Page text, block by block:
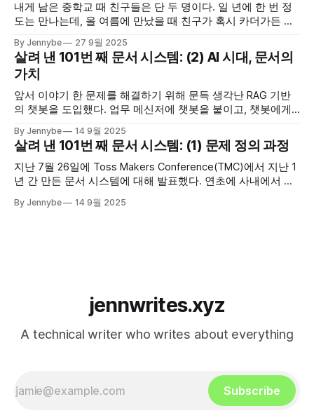
내게 남은 중학교 때 친구들은 단 두 명이다. 일 년에 한 번 정
도는 만나는데, 올 여름에 만났을 때 친구가 혹시 카더가든 유
가는 썸네일을 본 것 같긴 한데.. 도대회 1등도 하고 엄청 잘한
다고, 그 콘텐츠도 무척 잘됐다는 얘기를 들었다. 우리 학교에
By Jennybe 27 9월 2025
살려 낸 101번 째 문서 시스템: (2) AI 시대, 문서의
가치
앞서 이야기 한 문제를 해결하기 위해 문득 생각난 RAG 기반
의 챗봇을 도입했다. 업무 메신저에 챗봇을 붙이고, 챗봇에게
는 방식이 아니라 업무 메신저에 질문하고 답변을 받는 방식으
로 바꾸자 실질적인 문서 콘텐츠 활용량이 엄청나게 늘었고,
다들 편리하다며 좋아했다. 챗봇을 사용해 문서 접근성을 높이
면서 깨달은
By Jennybe 14 9월 2025
살려 낸 101번 째 문서 시스템: (1) 문제 정의 과정
지난 7월 26일에 Toss Makers Conference(TMC)에서 지난 1
년 간 만든 문서 시스템에 대해 발표했다. 연초에 사내에서 발
SLASH 컨퍼런스를 위해 연사분들의 장표와 스크립트 검수를
By Jennybe 14 9월 2025
jennwrites.xyz
A technical writer who writes about everything
Subscribe